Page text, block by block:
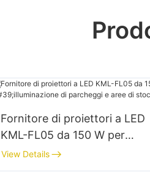
Fornitore di proiettori a LED
KML-FL05 da 150 W per
l'illuminazione di parcheggi e
aree di stoccaggio
View Details